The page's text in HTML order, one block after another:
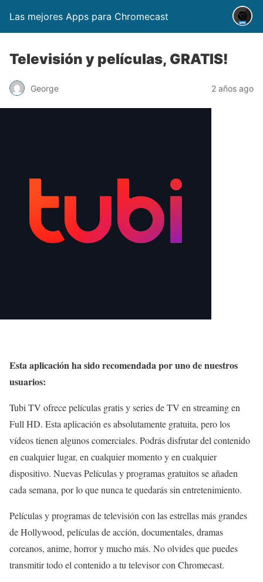
Las mejores Apps para Chromecast
Televisión y películas, GRATIS!
George 2 años ago
Esta aplicación ha sido recomendada por uno de nuestros
usuarios:
Tubi TV ofrece películas gratis y series de TV en streaming en
Full HD. Esta aplicación es absolutamente gratuita, pero los
vídeos tienen algunos comerciales. Podrás disfrutar del contenido
en cualquier lugar, en cualquier momento y en cualquier
dispositivo. Nuevas Películas y programas gratuitos se añaden
cada semana, por lo que nunca te quedarás sin entretenimiento.
Películas y programas de televisión con las estrellas más grandes
de Hollywood, películas de acción, documentales, dramas
coreanos, anime, horror y mucho más. No olvides que puedes
transmitir todo el contenido a tu televisor con Chromecast.